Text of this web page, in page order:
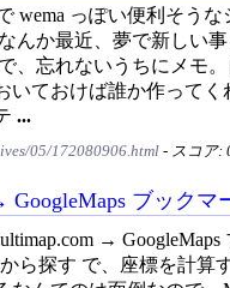
wema っぽい便利そう
んか最近、夢で新しい
、忘れないうちにメモ
いておけば誰か作って
...
05/172080906.html - スコア:
ブックマ
→
ら探す で、座標を計算